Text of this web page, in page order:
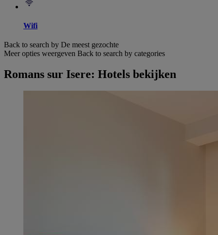
Wifi
Back to search by De meest gezochte
Meer opties weergeven Back to search by categories
Romans sur Isere: Hotels bekijken